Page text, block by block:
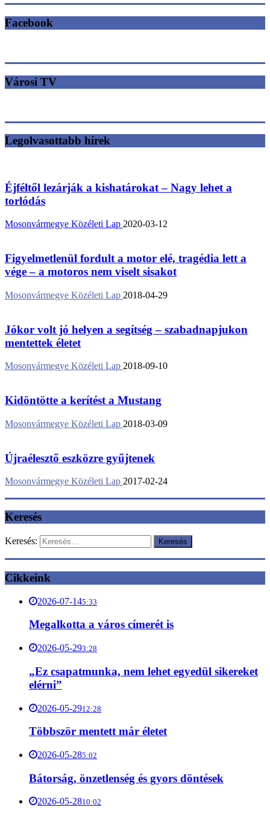
Facebook
Városi TV
Legolvasottabb hírek
Éjféltől lezárják a kishatárokat – Nagy lehet a
torlódás
Mosonvármegye Közéleti Lap 2020-03-12
Figyelmetlenül fordult a motor elé, tragédia lett a
vége – a motoros nem viselt sisakot
Mosonvármegye Közéleti Lap 2018-04-29
Jókor volt jó helyen a segítség – szabadnapjukon
mentettek életet
Mosonvármegye Közéleti Lap 2018-09-10
Kidöntötte a kerítést a Mustang
Mosonvármegye Közéleti Lap 2018-03-09
Újraélesztő eszközre gyűjtenek
Mosonvármegye Közéleti Lap 2017-02-24
Keresés
Keresés:
Cikkeink
2026-07-145:33
Megalkotta a város címerét is
2026-05-293:28
„Ez csapatmunka, nem lehet egyedül sikereket
elérni”
2026-05-2912:28
Többször mentett már életet
2026-05-285:02
Bátorság, önzetlenség és gyors döntések
2026-05-2810:02